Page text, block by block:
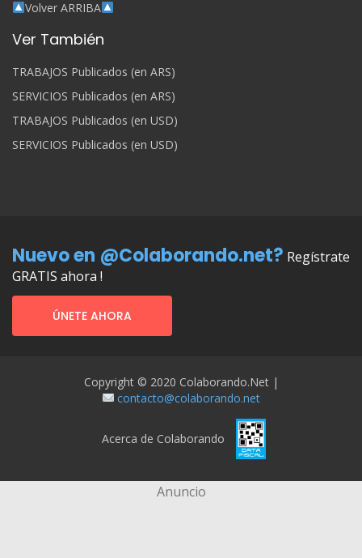
Volver ARRIBA
Ver También
TRABAJOS Publicados (en ARS)
SERVICIOS Publicados (en ARS)
TRABAJOS Publicados (en USD)
SERVICIOS Publicados (en USD)
Nuevo en @Colaborando.net? Regístrate
GRATIS ahora !
ÚNETE AHORA
Copyright © 2020 Colaborando.net |
contacto@colaborando.net
Acerca de Colaborando
Anuncio